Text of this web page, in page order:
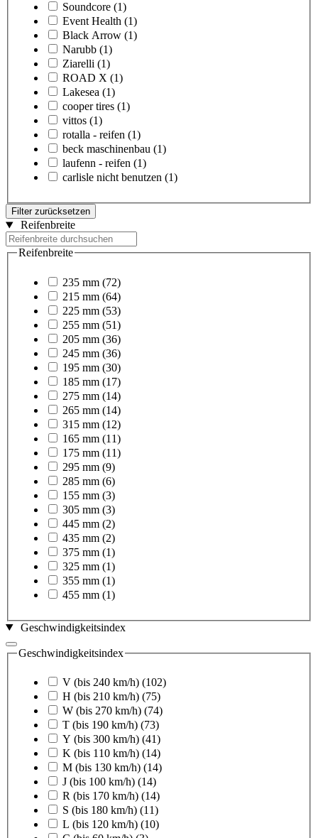
Soundcore (1)
Event Health (1)
Black Arrow (1)
Narubb (1)
Ziarelli (1)
ROAD X (1)
Lakesea (1)
cooper tires (1)
vittos (1)
rotalla - reifen (1)
beck maschinenbau (1)
laufenn - reifen (1)
carlisle nicht benutzen (1)
Filter zurücksetzen
Reifenbreite
Reifenbreite
235 mm (72)
215 mm (64)
225 mm (53)
255 mm (51)
205 mm (36)
245 mm (36)
195 mm (30)
185 mm (17)
275 mm (14)
265 mm (14)
315 mm (12)
165 mm (11)
175 mm (11)
295 mm (9)
285 mm (6)
155 mm (3)
305 mm (3)
445 mm (2)
435 mm (2)
375 mm (1)
325 mm (1)
355 mm (1)
455 mm (1)
Geschwindigkeitsindex
Geschwindigkeitsindex
V (bis 240 km/h) (102)
H (bis 210 km/h) (75)
W (bis 270 km/h) (74)
T (bis 190 km/h) (73)
Y (bis 300 km/h) (41)
K (bis 110 km/h) (14)
M (bis 130 km/h) (14)
J (bis 100 km/h) (14)
R (bis 170 km/h) (14)
S (bis 180 km/h) (11)
L (bis 120 km/h) (10)